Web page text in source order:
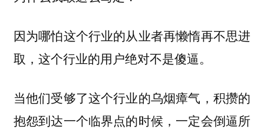
因为哪怕这个行业的从业者再懒惰再不思进
取，这个行业的用户绝对不是傻逼。
当他们受够了这个行业的乌烟瘴气，积攒的
抱怨到达一个临界点的时候，一定会倒逼所